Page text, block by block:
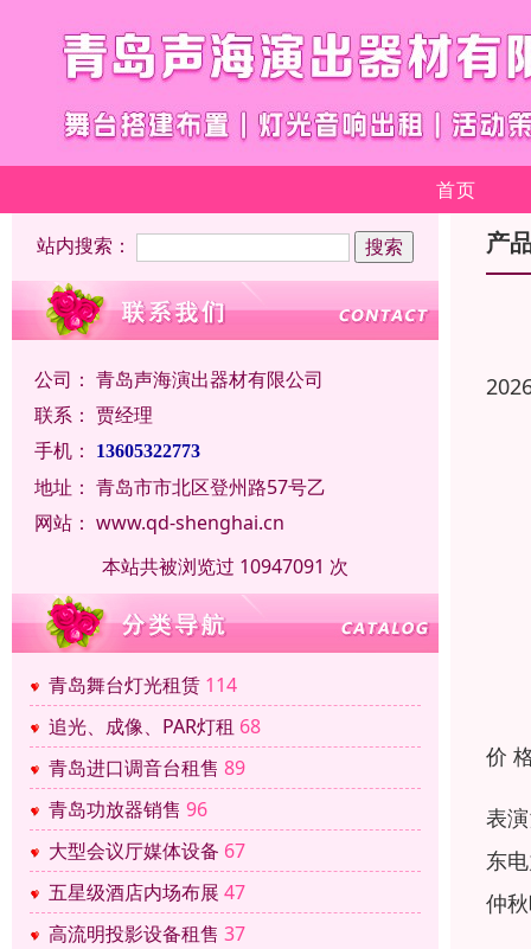
首页
站内搜索：
公司： 青岛声海演出器材有限公司
联系： 贾经理
手机：
13605322773
地址： 青岛市市北区登州路57号乙
网站： www.qd-shenghai.cn
本站共被浏览过 10947091 次
青岛舞台灯光租赁 114
追光、成像、PAR灯租 68
青岛进口调音台租售 89
青岛功放器销售 96
大型会议厅媒体设备 67
五星级酒店内场布展 47
高流明投影设备租售 37
产
价
表
东
仲